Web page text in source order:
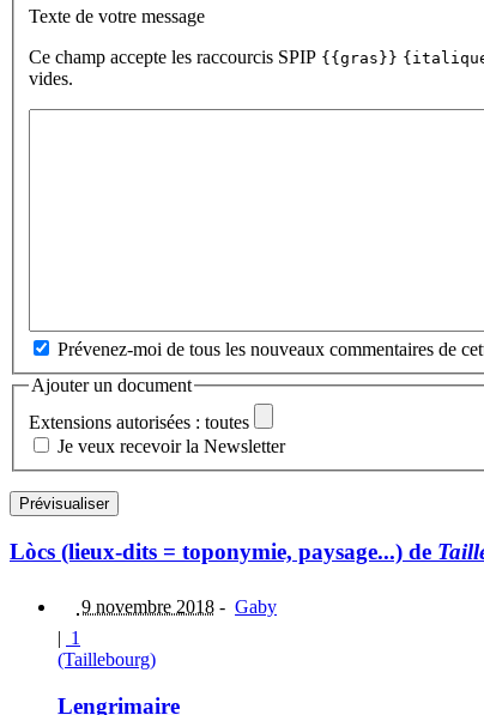
Texte de votre message
Ce champ accepte les raccourcis SPIP {{gras}}
vides.
Prévenez-moi de tous les nouveaux commentaires de
Ajouter un document
Extensions autorisées : toutes
Je veux recevoir la Newsletter
Lòcs (lieux-dits = toponymie, paysage...) de
9 novembre 2018 - Gaby
| 1
(Taillebourg)
Lengrimaire